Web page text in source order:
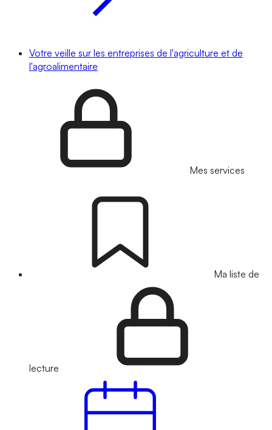
Votre veille sur les entreprises de l'agriculture et de
l'agroalimentaire
Mes services
Ma liste de
lecture